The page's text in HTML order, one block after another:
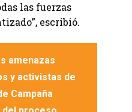
las fuerzas
escribió.
amenazas
y activistas de
Campaña